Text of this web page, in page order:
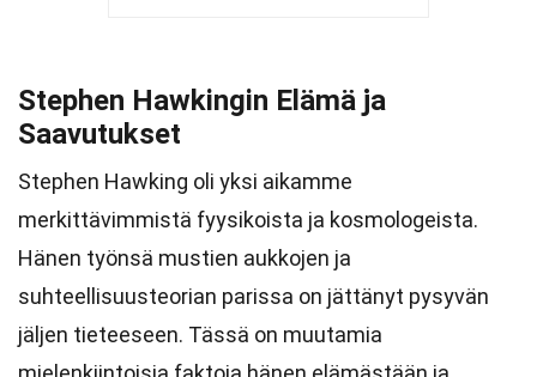
Stephen Hawkingin Elämä ja
Saavutukset
Stephen Hawking oli yksi aikamme
merkittävimmistä fyysikoista ja kosmologeista.
Hänen työnsä mustien aukkojen ja
suhteellisuusteorian parissa on jättänyt pysyvän
jäljen tieteeseen. Tässä on muutamia